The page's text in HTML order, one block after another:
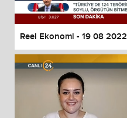
Reel Ekonomi - 19 08 2022